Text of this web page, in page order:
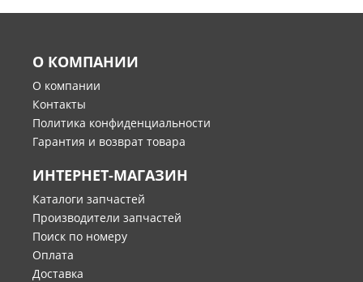
О КОМПАНИИ
О компании
Контакты
Политика конфиденциальности
Гарантия и возврат товара
ИНТЕРНЕТ-МАГАЗИН
Каталоги запчастей
Производители запчастей
Поиск по номеру
Оплата
Доставка